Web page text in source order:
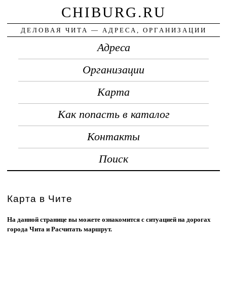
CHIBURG.RU
ДЕЛОВАЯ ЧИТА — АДРЕСА, ОРГАНИЗАЦИИ
Адреса
Организации
Карта
Как попасть в каталог
Контакты
Поиск
Карта в Чите
На данной странице вы можете ознакомится с ситуацией на дорогах
города Чита и Расчитать маршрут.